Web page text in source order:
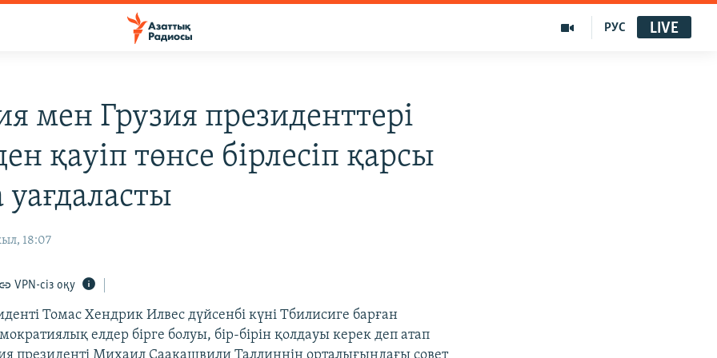
РУС LIVE
мен Грузия президенттері
қауіп төнсе бірлесіп қарсы
уағдаласты
18:07
VPN-сіз оқу
Томас Хендрик Илвес дүйсенбі күні Тбилисиге барған
елдер бірге болуы, бір-бірін қолдауы керек деп атап